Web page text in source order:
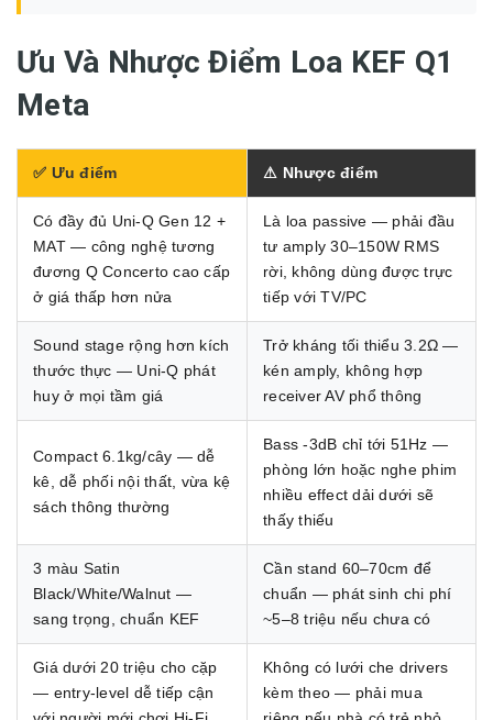
Ưu Và Nhược Điểm Loa KEF Q1
Meta
✅ Ưu điểm ⚠ Nhược điểm
Có đầy đủ Uni-Q Gen 12 +
MAT — công nghệ tương
đương Q Concerto cao cấp
ở giá thấp hơn nửa
Là loa passive — phải đầu
tư amply 30–150W RMS
rời, không dùng được trực
tiếp với TV/PC
Sound stage rộng hơn kích
thước thực — Uni-Q phát
huy ở mọi tầm giá
Trở kháng tối thiểu 3.2Ω —
kén amply, không hợp
receiver AV phổ thông
Compact 6.1kg/cây — dễ
kê, dễ phối nội thất, vừa kệ
sách thông thường
Bass -3dB chỉ tới 51Hz —
phòng lớn hoặc nghe phim
nhiều effect dải dưới sẽ
thấy thiếu
3 màu Satin
Black/White/Walnut —
sang trọng, chuẩn KEF
Cần stand 60–70cm để
chuẩn — phát sinh chi phí
~5–8 triệu nếu chưa có
Giá dưới 20 triệu cho cặp
— entry-level dễ tiếp cận
Không có lưới che drivers
kèm theo — phải mua